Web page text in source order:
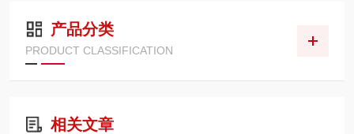
产品分类
PRODUCT CLASSIFICATION
相关文章